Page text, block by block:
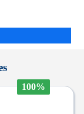
100%